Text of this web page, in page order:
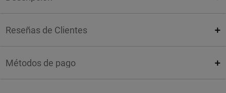
Reseñas de Clientes
Métodos de pago